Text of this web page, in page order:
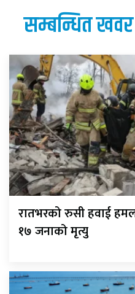
सम्बन्धित खवर
रातभरको रुसी हवाई
१७ जनाको मृत्यु